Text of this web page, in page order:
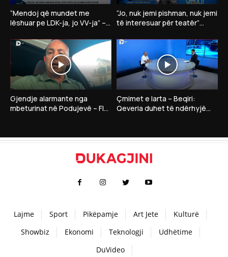
“Mendoj që mundet me
lëshuar pe LDK-ja, jo VV-ja” –
insiston në president…”
“Jo, nuk jemi pishman, nuk jemi
të interesuar për teatër”
Kurtin nuk ka..
Gjendje alarmante nga
mbeturinat në Podujevë – Flet
Çmimet e larta – Beqiri:
Qeveria duhet të ndërhyjë
Lajme Sport Pikëpamje Art Jete
Kulturë
Showbiz
Ekonomi Teknologji
Udhëtime
DuVideo